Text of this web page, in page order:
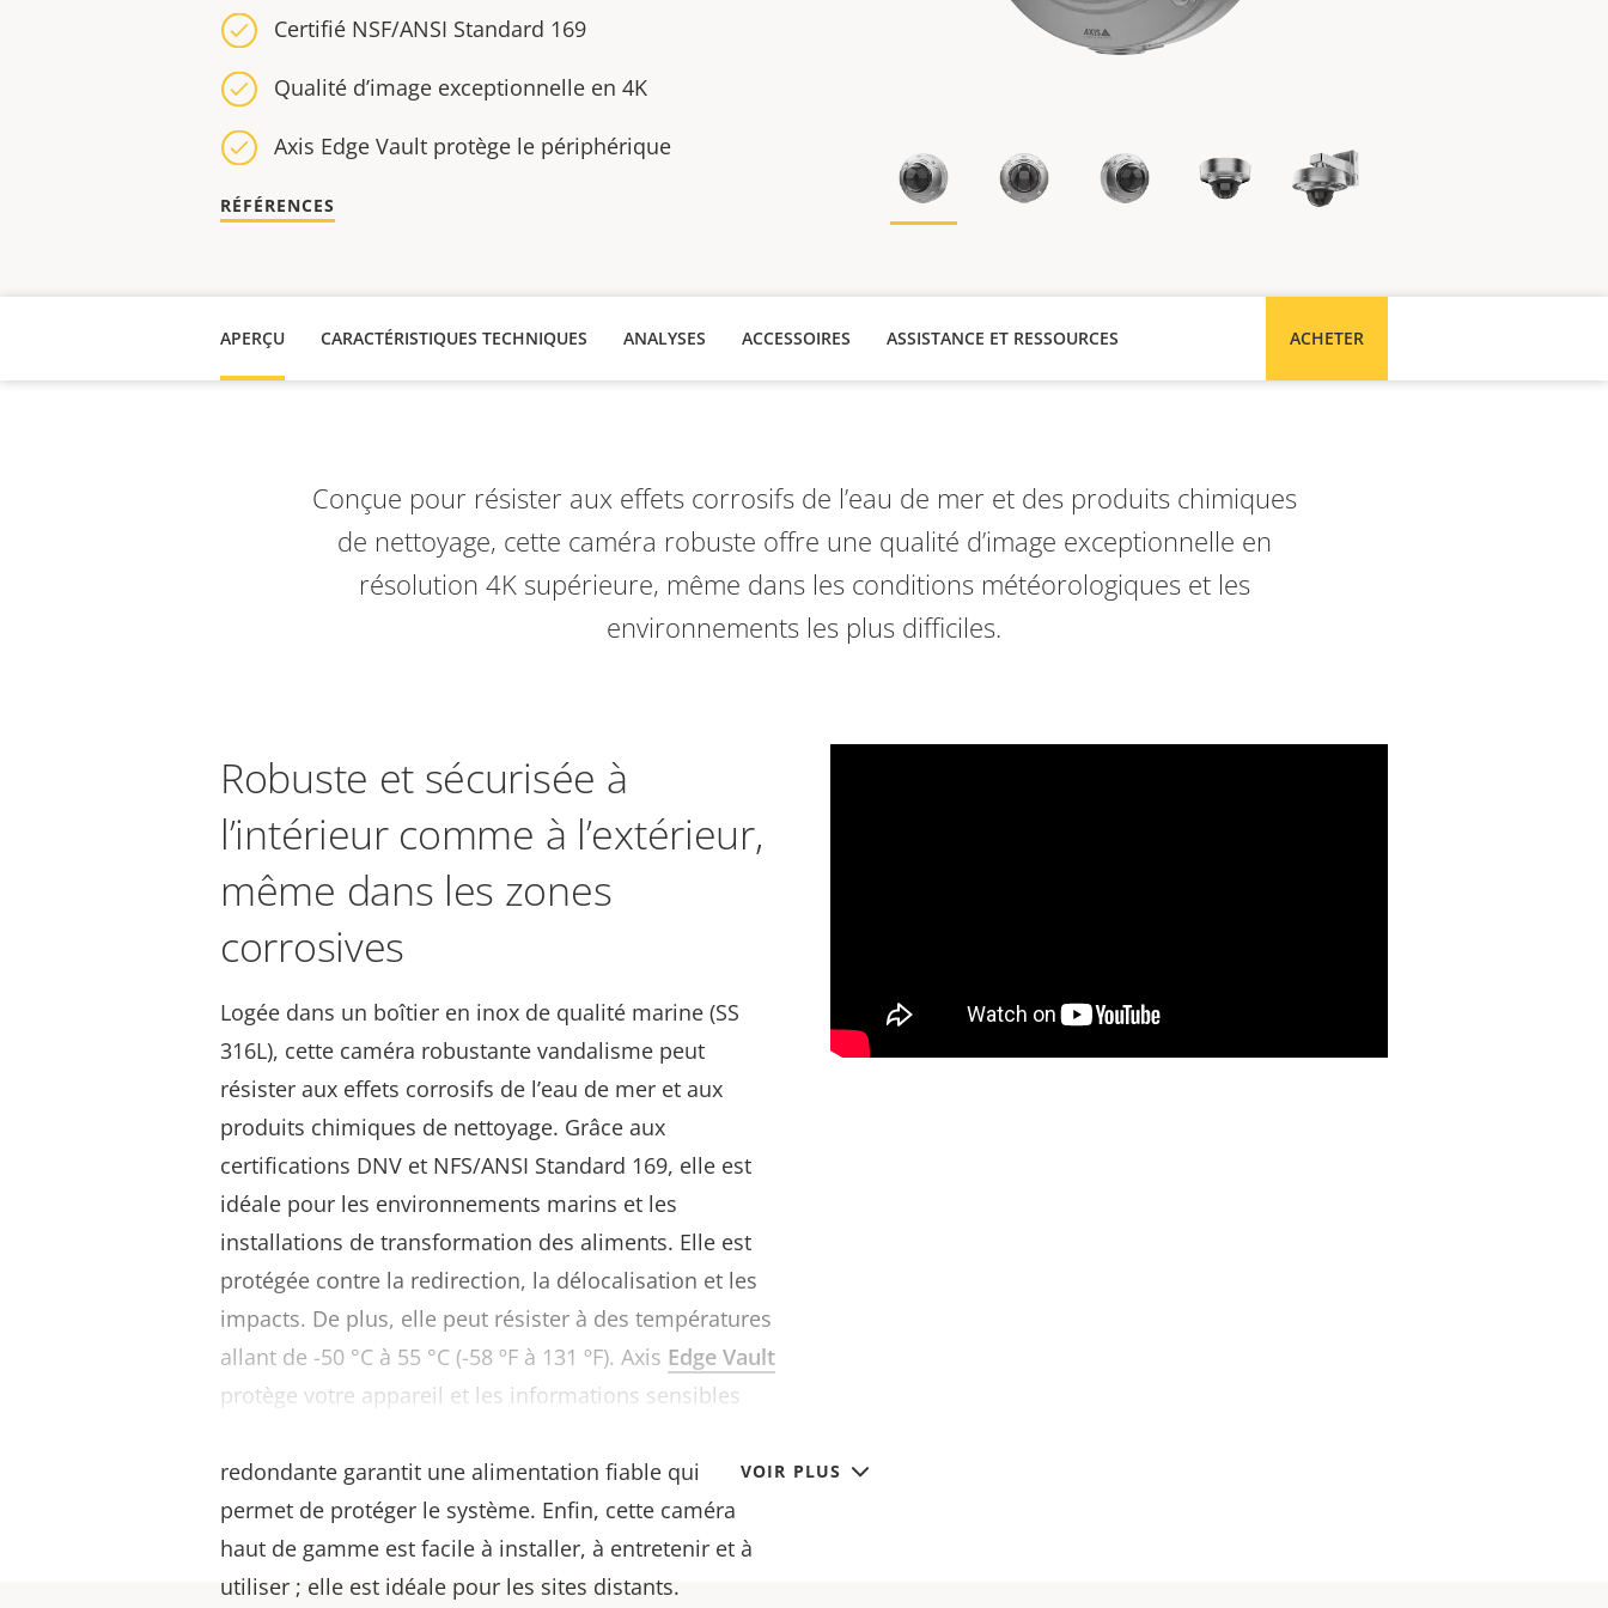
Certifié NSF/ANSI Standard 169
Qualité d’image exceptionnelle en 4K
Axis Edge Vault protège le périphérique
RÉFÉRENCES
APERÇU CARACTÉRISTIQUES TECHNIQUES ANALYSES ACCESSOIRES ACHETER
ASSISTANCE ET RESSOURCES
VOIR PLUS
Conçue pour résister aux effets corrosifs de l’eau de mer et des produits chimiques
de nettoyage, cette caméra robuste offre une qualité d’image exceptionnelle en
résolution 4K supérieure, même dans les conditions météorologiques et les
environnements les plus difficiles.
Robuste et sécurisée à
l’intérieur comme à l’extérieur,
même dans les zones
corrosives
Logée dans un boîtier en inox de qualité marine (SS
316L), cette caméra robustante vandalisme peut
résister aux effets corrosifs de l’eau de mer et aux
produits chimiques de nettoyage. Grâce aux
certifications DNV et NFS/ANSI Standard 169, elle est
idéale pour les environnements marins et les
installations de transformation des aliments. Elle est
protégée contre la redirection, la délocalisation et les
impacts. De plus, elle peut résister à des températures
allant de -50 °C à 55 °C (-58 ºF à 131 ºF). Axis Edge Vault
protège votre appareil et les informations sensibles
redondante garantit une alimentation fiable qui
permet de protéger le système. Enfin, cette caméra
haut de gamme est facile à installer, à entretenir et à
utiliser ; elle est idéale pour les sites distants.